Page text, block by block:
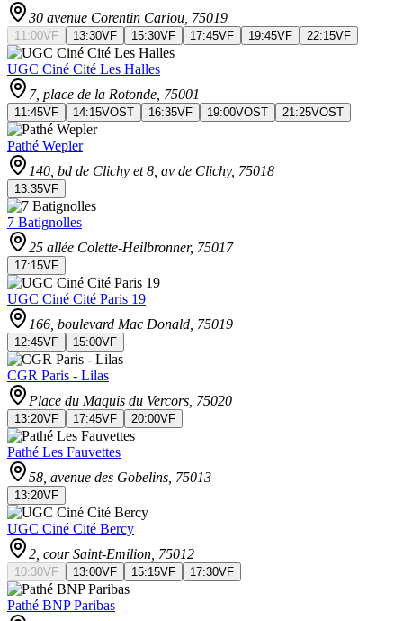
30 avenue Corentin Cariou , 75019
11:00VF 13:30VF 15:30VF 17:45VF 19:45VF 22:15VF
UGC Ciné Cité Les Halles
7, place de la Rotonde , 75001
11:45VF 14:15VOST 16:35VF 19:00VOST 21:25VOST
Pathé Wepler
140, bd de Clichy et 8, av de Clichy, 75018
13:35VF
7 Batignolles
25 allée Colette-Heilbronner, 75017
17:15VF
UGC Ciné Cité Paris 19
166, boulevard Mac Donald , 75019
12:45VF 15:00VF
CGR Paris - Lilas
Place du Maquis du Vercors , 75020
13:20VF 17:45VF 20:00VF
Pathé Les Fauvettes
58, avenue des Gobelins , 75013
13:20VF
UGC Ciné Cité Bercy
2, cour Saint-Emilion , 75012
10:30VF 13:00VF 15:15VF 17:30VF
Pathé BNP Paribas